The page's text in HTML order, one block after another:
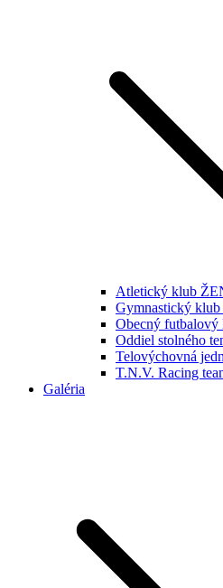
Atletický klub
Gymnastický
Obecný futbalový
Oddiel stolného
Telovýchovná
T.N.V. Racing
Galéria